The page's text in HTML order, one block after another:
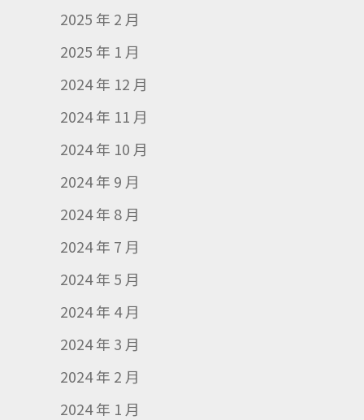
2025 年 2 月
2025 年 1 月
2024 年 12 月
2024 年 11 月
2024 年 10 月
2024 年 9 月
2024 年 8 月
2024 年 7 月
2024 年 5 月
2024 年 4 月
2024 年 3 月
2024 年 2 月
2024 年 1 月